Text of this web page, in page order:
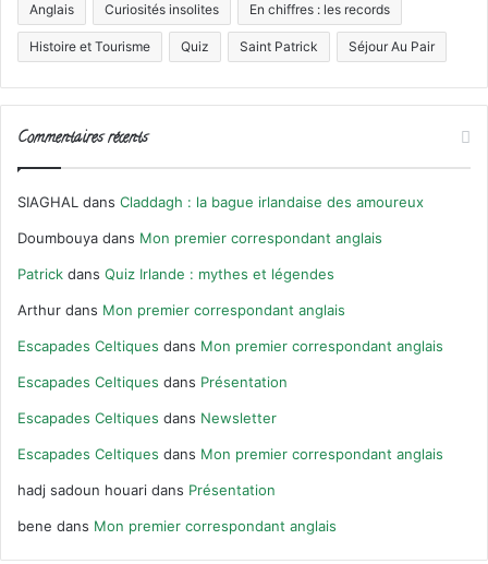
Anglais Curiosités insolites En chiffres : les records
Histoire et Tourisme Quiz Saint Patrick Séjour Au Pair
Commentaires récents
SIAGHAL dans Claddagh : la bague irlandaise des amoureux
Doumbouya dans Mon premier correspondant anglais
Patrick dans Quiz Irlande : mythes et légendes
Arthur dans Mon premier correspondant anglais
Escapades Celtiques dans Mon premier correspondant anglais
Escapades Celtiques dans Présentation
Escapades Celtiques dans Newsletter
Escapades Celtiques dans Mon premier correspondant anglais
hadj sadoun houari dans Présentation
bene dans Mon premier correspondant anglais